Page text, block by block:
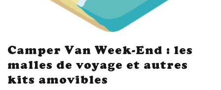
Camper Van Week-End : les
malles de voyage et autres
kits amovibles